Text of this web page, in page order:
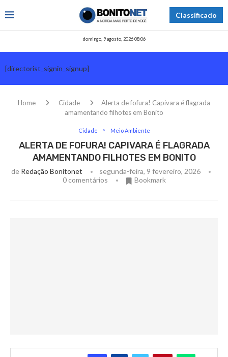
Classificado
domingo, 9 agosto, 2026 08:06
[directorist_signin_signup]
Home Cidade
Alerta de fofura! Capivara é flagrada
amamentando filhotes em Bonito
Cidade Meio Ambiente
ALERTA DE FOFURA! CAPIVARA É FLAGRADA
AMAMENTANDO FILHOTES EM BONITO
de Redação Bonitonet
segunda-feira, 9 fevereiro, 2026
0 comentários
Bookmark